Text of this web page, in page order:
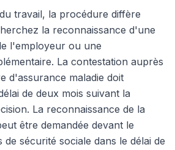
travail, la procédure diffère
la reconnaissance d'une
l'employeur ou une
La contestation auprès
d'assurance maladie doit
de deux mois suivant la
La reconnaissance de la
être demandée devant le
sécurité sociale dans le délai de